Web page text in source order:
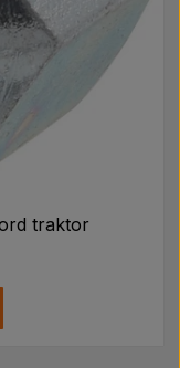
traktor